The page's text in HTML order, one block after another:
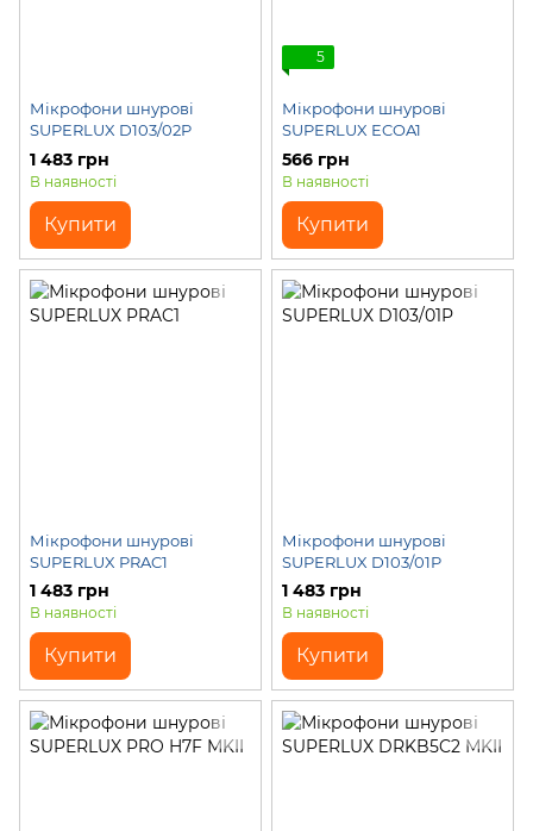
Мікрофони шнурові
SUPERLUX D103/02P
1 483 грн
В наявності
Купити
5
Мікрофони шнурові
SUPERLUX ECOA1
566 грн
В наявності
Купити
Мікрофони шнурові
SUPERLUX PRAC1
1 483 грн
В наявності
Купити
Мікрофони шнурові
SUPERLUX D103/01P
1 483 грн
В наявності
Купити